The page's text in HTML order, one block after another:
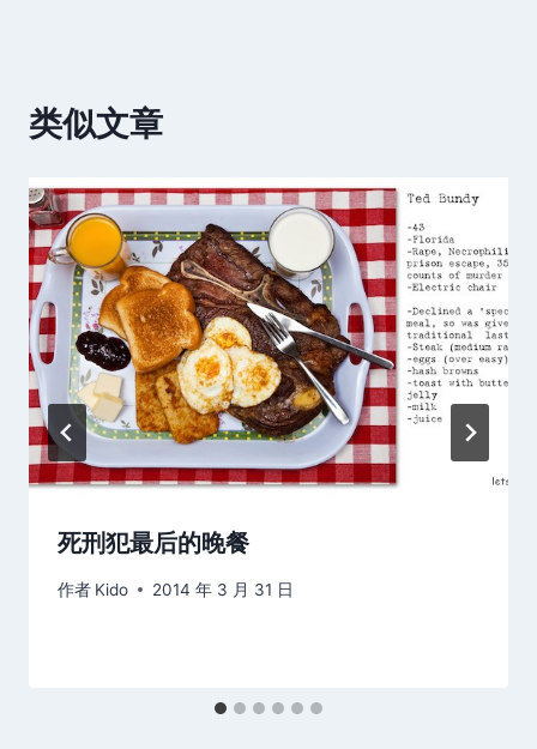
类似文章
死刑犯最后的晚餐
作者 Kido 2014 年 3 月 31 日